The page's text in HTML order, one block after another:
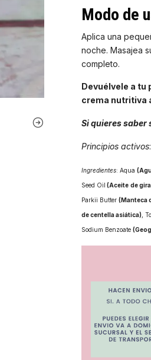
Modo de
Aplica una
noche. Masajea
completo.
Devuélvele a tu
crema nutritiva
Si quieres saber
Principios activos
Ingredientes: Aqua
Seed Oil (Aceite de
Parkii Butter (Manteca
de centella asiática),
Sodium Benzoate